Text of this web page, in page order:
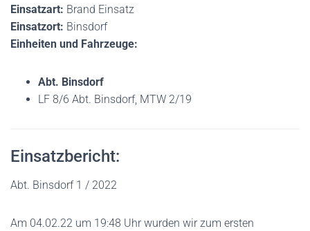
Einsatzart: Brand Einsatz
Einsatzort: Binsdorf
Einheiten und Fahrzeuge:
Abt. Binsdorf
LF 8/6 Abt. Binsdorf, MTW 2/19
Einsatzbericht:
Abt. Binsdorf 1 / 2022
Am 04.02.22 um 19:48 Uhr wurden wir zum ersten